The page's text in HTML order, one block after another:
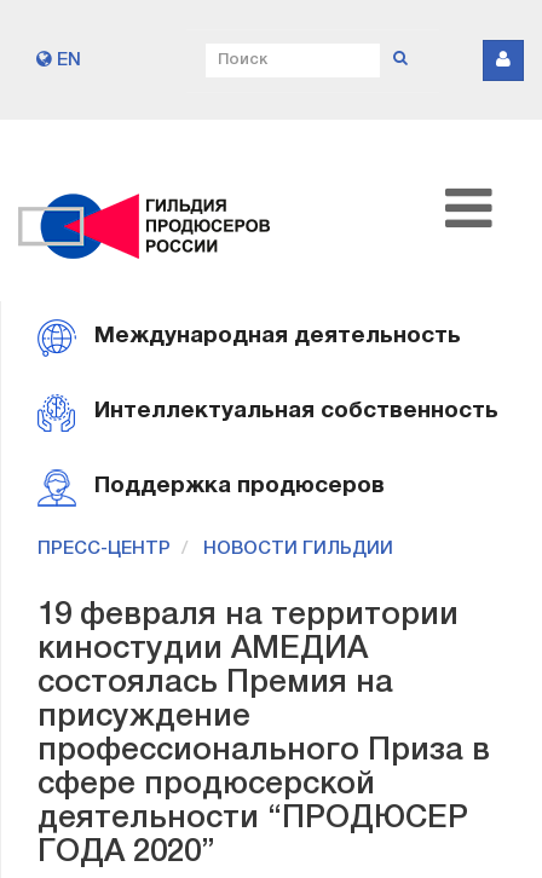
EN
Международная деятельность
Интеллектуальная собственность
Поддержка продюсеров
ПРЕСС-ЦЕНТР НОВОСТИ ГИЛЬДИИ
19 февраля на территории
киностудии АМЕДИА
состоялась Премия на
присуждение
профессионального Приза в
сфере продюсерской
деятельности “ПРОДЮСЕР
ГОДА 2020”